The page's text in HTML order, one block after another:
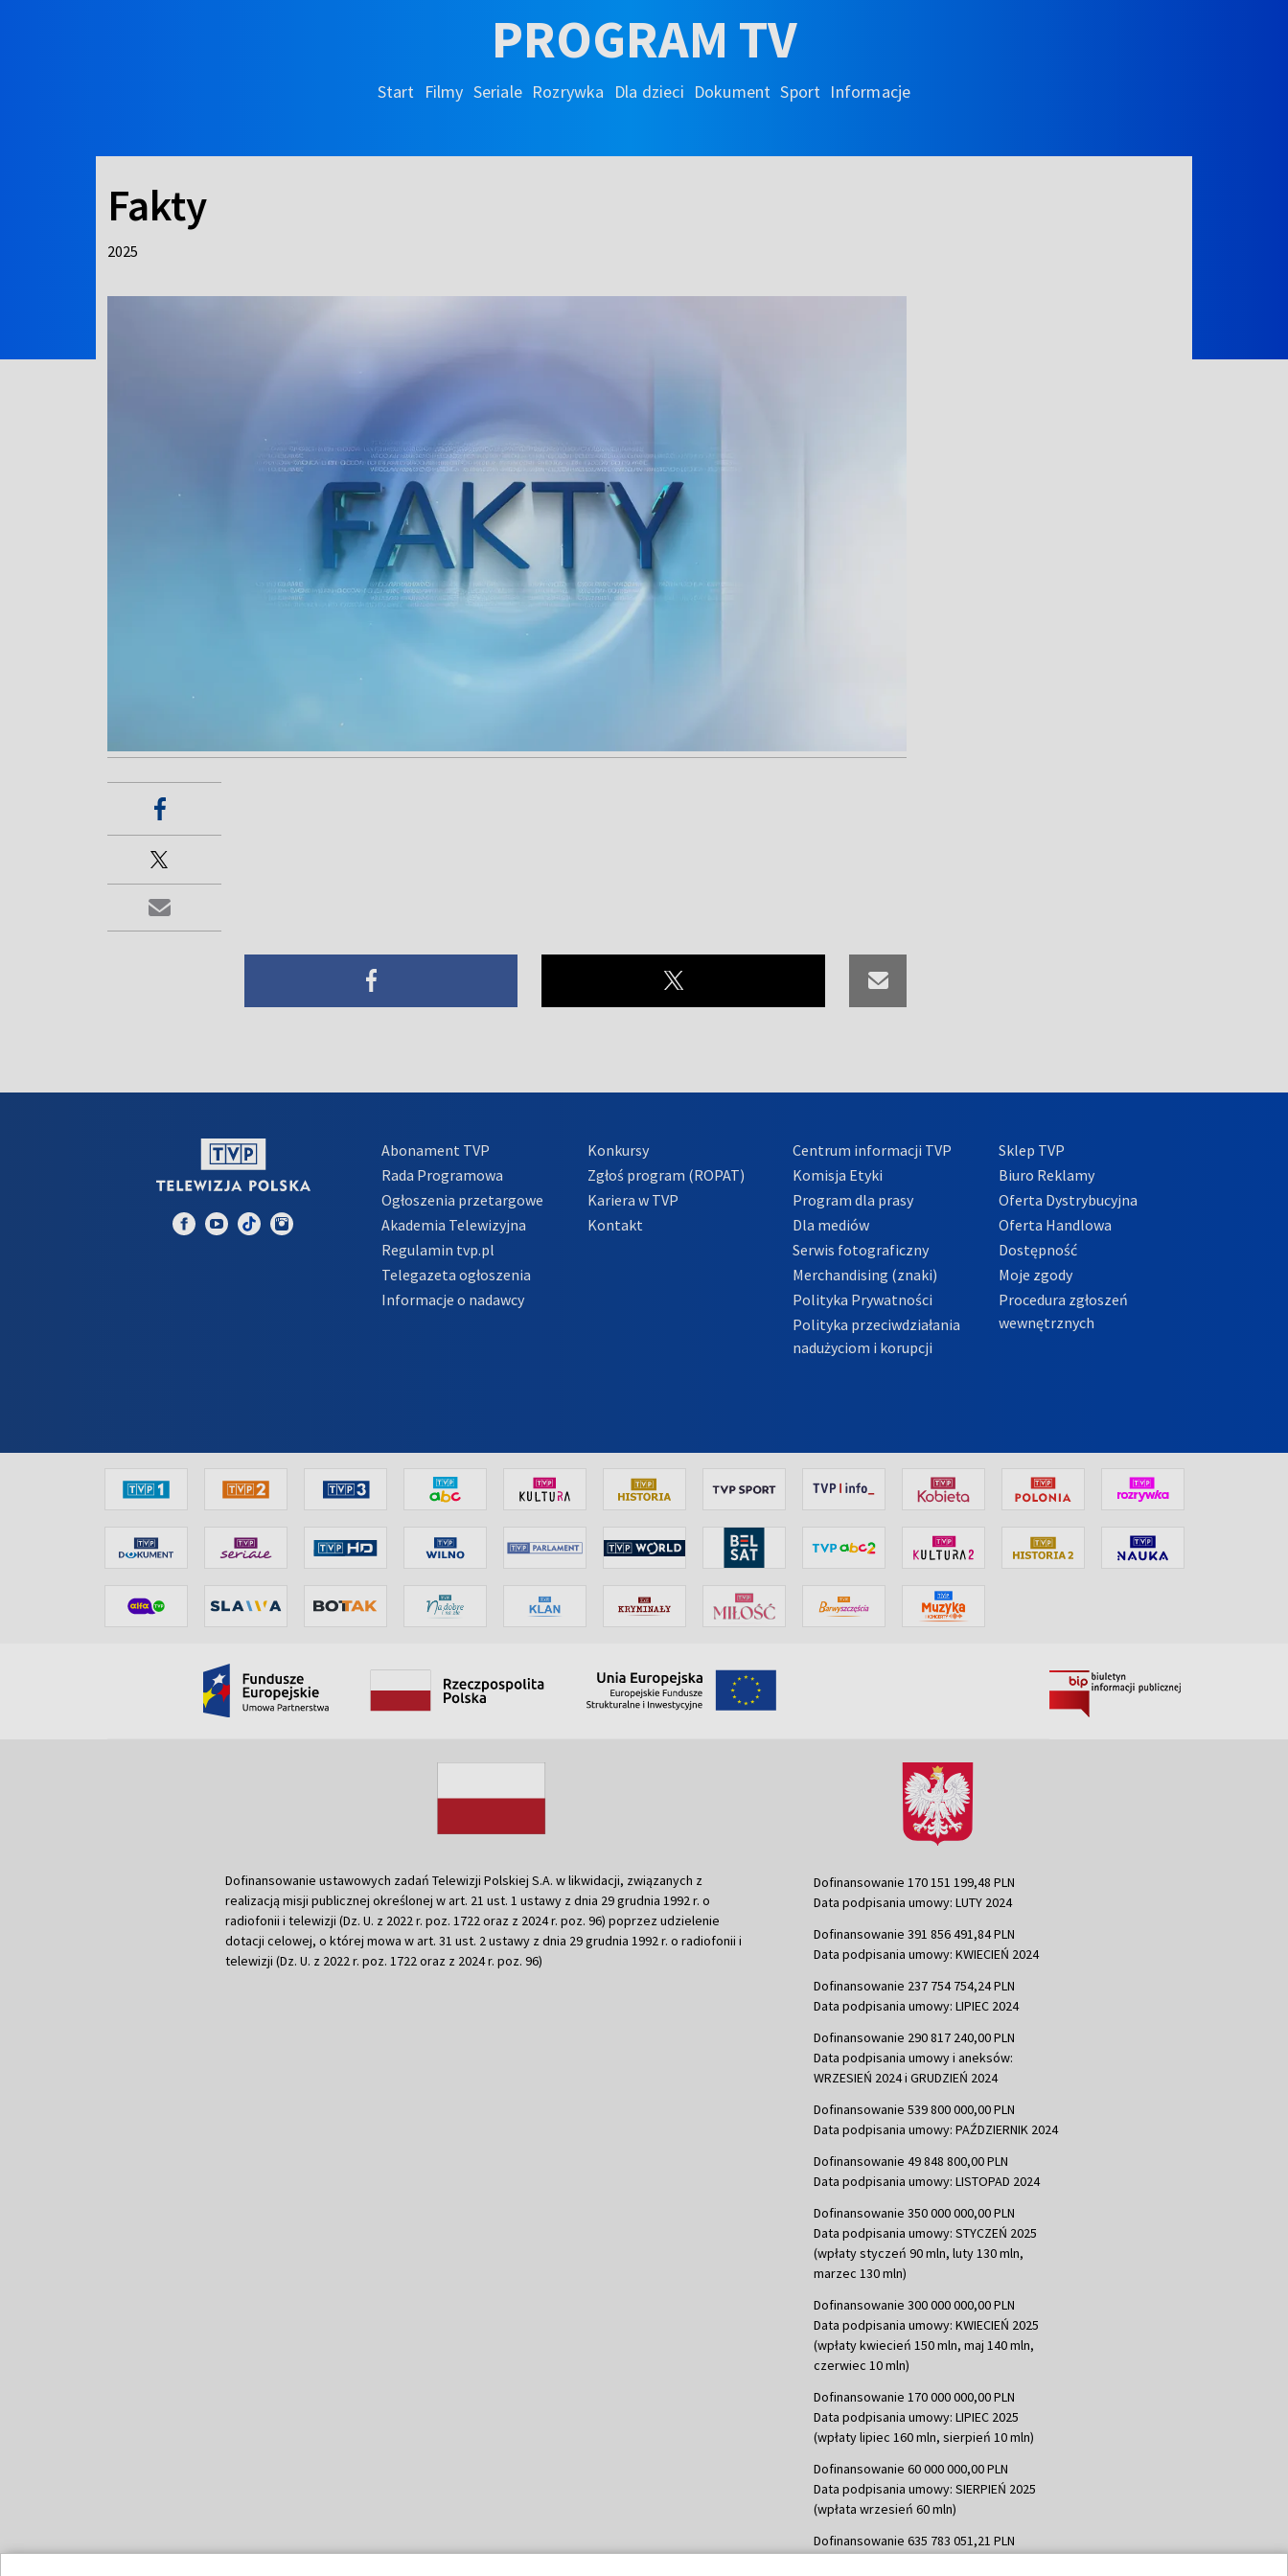
PROGRAM TV
Start Filmy Seriale Rozrywka Dla dzieci Dokument Sport Informacje
Fakty
2025
Abonament TVP
Rada Programowa
Ogłoszenia przetargowe
Akademia Telewizyjna
Regulamin tvp.pl
Telegazeta ogłoszenia
Informacje o nadawcy
Konkursy
Zgłoś program (ROPAT)
Kariera w TVP
Kontakt
Centrum informacji TVP
Komisja Etyki
Program dla prasy
Dla mediów
Serwis fotograficzny
Merchandising (znaki)
Polityka Prywatności
Polityka przeciwdziałania
nadużyciom i korupcji
Sklep TVP
Biuro Reklamy
Oferta Dystrybucyjna
Oferta Handlowa
Dostępność
Moje zgody
Procedura zgłoszeń
wewnętrznych
Dofinansowanie ustawowych zadań Telewizji Polskiej S.A. w likwidacji, związanych z
realizacją misji publicznej określonej w art. 21 ust. 1 ustawy z dnia 29 grudnia 1992 r. o
radiofonii i telewizji (Dz. U. z 2022 r. poz. 1722 oraz z 2024 r. poz. 96) poprzez udzielenie
dotacji celowej, o której mowa w art. 31 ust. 2 ustawy z dnia 29 grudnia 1992 r. o radiofonii i
telewizji (Dz. U. z 2022 r. poz. 1722 oraz z 2024 r. poz. 96)
Dofinansowanie 170 151 199,48 PLN
Data podpisania umowy: LUTY 2024
Dofinansowanie 391 856 491,84 PLN
Data podpisania umowy: KWIECIEŃ 2024
Dofinansowanie 237 754 754,24 PLN
Data podpisania umowy: LIPIEC 2024
Dofinansowanie 290 817 240,00 PLN
Data podpisania umowy i aneksów:
WRZESIEŃ 2024 i GRUDZIEŃ 2024
Dofinansowanie 539 800 000,00 PLN
Data podpisania umowy: PAŹDZIERNIK 2024
Dofinansowanie 49 848 800,00 PLN
Data podpisania umowy: LISTOPAD 2024
Dofinansowanie 350 000 000,00 PLN
Data podpisania umowy: STYCZEŃ 2025
(wpłaty styczeń 90 mln, luty 130 mln,
marzec 130 mln)
Dofinansowanie 300 000 000,00 PLN
Data podpisania umowy: KWIECIEŃ 2025
(wpłaty kwiecień 150 mln, maj 140 mln,
czerwiec 10 mln)
Dofinansowanie 170 000 000,00 PLN
Data podpisania umowy: LIPIEC 2025
(wpłaty lipiec 160 mln, sierpień 10 mln)
Dofinansowanie 60 000 000,00 PLN
Data podpisania umowy: SIERPIEŃ 2025
(wpłata wrzesień 60 mln)
Dofinansowanie 635 783 051,21 PLN